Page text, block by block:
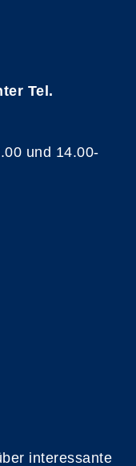
Tel.
und 14.00-
interessante